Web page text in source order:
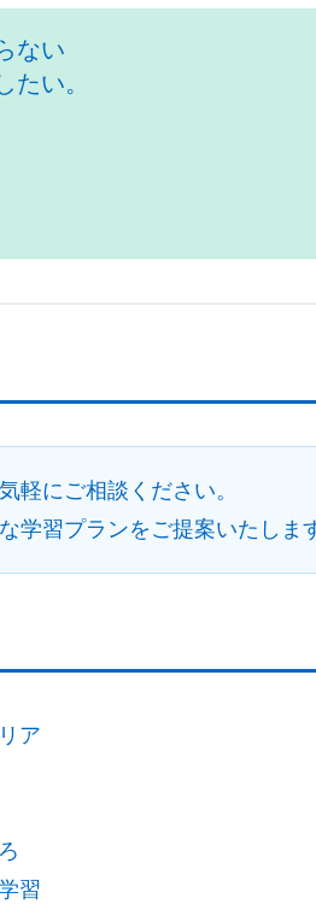
ない
い。
軽にご相談ください。
学習プランをご提案いたしま
ア
習